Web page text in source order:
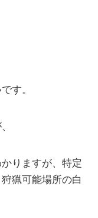
す。
りますが、特定
猟可能場所の白